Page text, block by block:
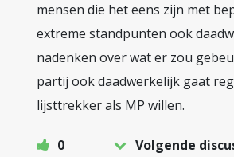
mensen die het eens zijn met
extreme standpunten ook
nadenken over wat er zou
partij ook daadwerkelijk gaat
lijsttrekker als MP willen.
0
Volgende